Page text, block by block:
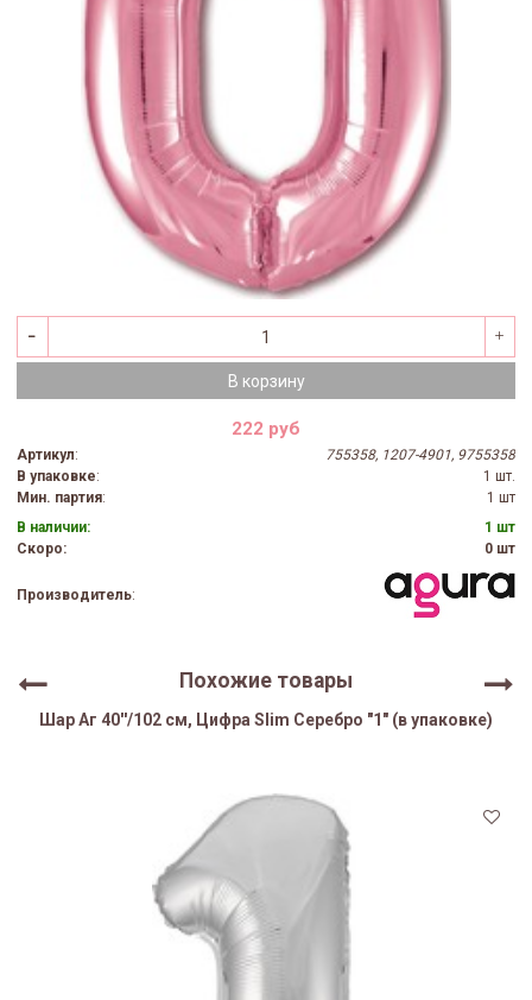
В корзину
222 руб
Артикул:
755358, 1207-4901, 9755358
В упаковке:
1 шт.
Мин. партия:
1 шт
В наличии:
1 шт
Скоро:
0 шт
Производитель:
Похожие товары
Шар Аг 40''/102 см, Цифра Slim Серебро "1" (в упаковке)